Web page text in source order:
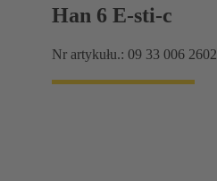
Han 6 E-sti-c
Nr artykułu.: 09 33 006 2602